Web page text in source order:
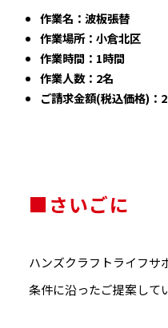
作業名：波板張替
作業場所：小倉北区
作業時間：1時間
作業人数：2名
ご請求金額(税込価格)：
■さいごに
ハンズクラフトライフサ
条件に沿ったご提案して